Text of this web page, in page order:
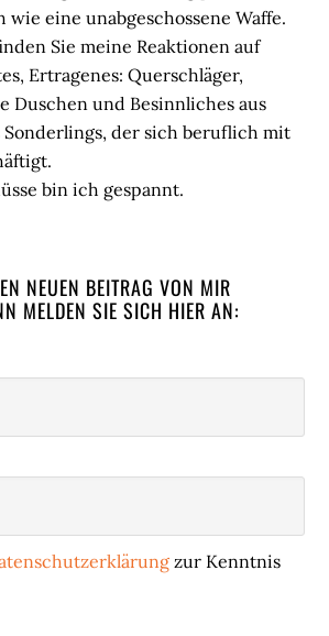
eine unabgeschossene Waffe.
Sie meine Reaktionen auf
Ertragenes: Querschläger,
Duschen und Besinnliches aus
Sonderlings, der sich beruflich mit
bin ich gespannt.
NEUEN BEITRAG VON MIR
MELDEN SIE SICH HIER AN:
zur Kenntnis